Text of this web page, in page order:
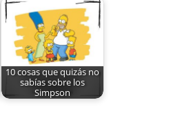
10 cosas que quizás no
sabías sobre los
Simpson